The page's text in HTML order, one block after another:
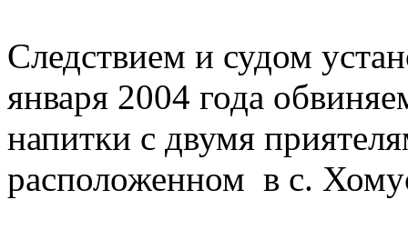
Следствием и судом
января 2004 года
напитки с двумя
расположенном в с.